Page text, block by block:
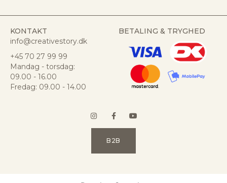
KONTAKT
info@creativestory.dk
+45 70 27 99 99
Mandag - torsdag:
09.00 - 16.00
Fredag: 09.00 - 14.00
BETALING & TRYGHED
B2B